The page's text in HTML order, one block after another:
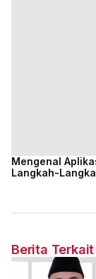
Mengenal
Langkah-
Berita Terkait